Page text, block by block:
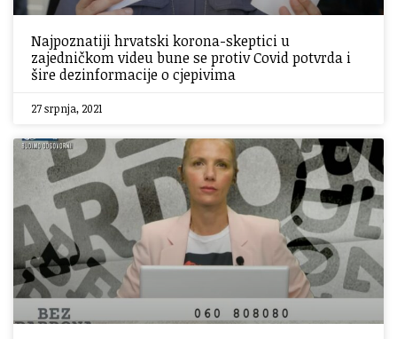
Najpoznatiji hrvatski korona-skeptici u
zajedničkom videu bune se protiv Covid potvrda i
šire dezinformacije o cjepivima
27 srpnja, 2021